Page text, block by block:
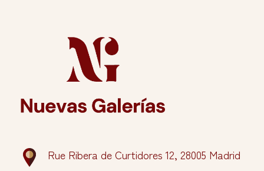
Rue Ribera de Curtidores 12, 28005 Madrid